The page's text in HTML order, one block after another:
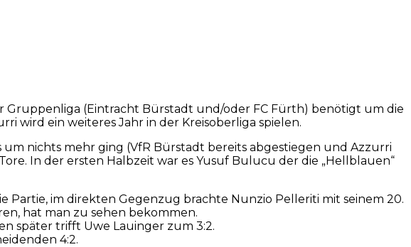
Gruppenliga (Eintracht Bürstadt und/oder FC Fürth) benötigt um die
wird ein weiteres Jahr in der Kreisoberliga spielen.
nichts mehr ging (VfR Bürstadt bereits abgestiegen und Azzurri
In der ersten Halbzeit war es Yusuf Bulucu der die „Hellblauen“
Partie, im direkten Gegenzug brachte Nunzio Pelleriti mit seinem 20.
hat man zu sehen bekommen.
später trifft Uwe Lauinger zum 3:2.
4:2.